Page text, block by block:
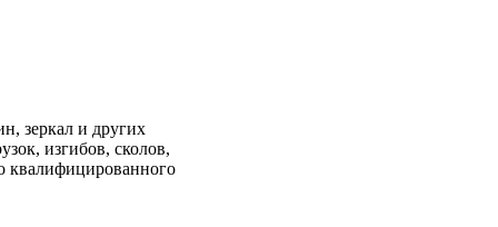
зеркал и других
изгибов, сколов,
квалифицированного